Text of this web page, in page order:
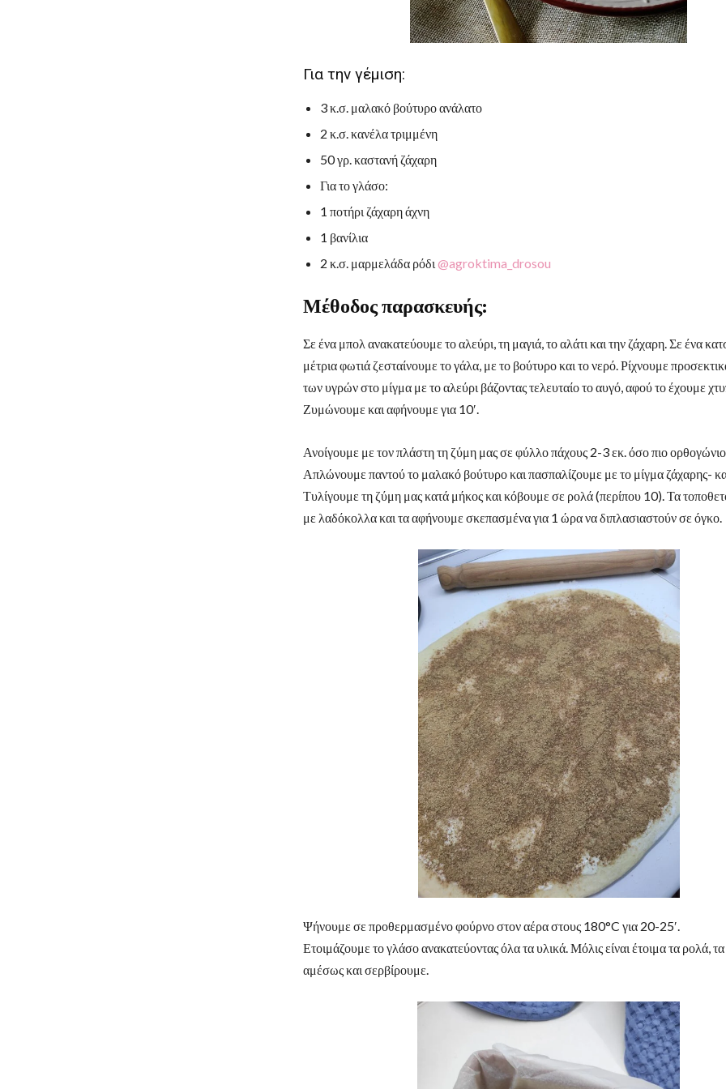
Για την γέμιση:
3 κ.σ. μαλακό βούτυρο ανάλατο
2 κ.σ. κανέλα τριμμένη
50 γρ. καστανή ζάχαρη
Για το γλάσο:
1 ποτήρι ζάχαρη άχνη
1 βανίλια
2 κ.σ. μαρμελάδα ρόδι @agroktima_drosou
Μέθοδος παρασκευής:
Σε ένα μπολ ανακατεύουμε το αλεύρι, τη μαγιά, το αλάτι και την ζάχαρη. Σε ένα
μέτρια φωτιά ζεσταίνουμε το γάλα, με το βούτυρο και το νερό. Ρίχνουμε
των υγρών στο μίγμα με το αλεύρι βάζοντας τελευταίο το αυγό, αφού το έχουμε
Ζυμώνουμε και αφήνουμε για 10′.
Ανοίγουμε με τον πλάστη τη ζύμη μας σε φύλλο πάχους 2-3 εκ. όσο πιο ορθογώνιο
Απλώνουμε παντού το μαλακό βούτυρο και πασπαλίζουμε με το μίγμα ζάχαρης-
Τυλίγουμε τη ζύμη μας κατά μήκος και κόβουμε σε ρολά (περίπου 10). Τα
με λαδόκολλα και τα αφήνουμε σκεπασμένα για 1 ώρα να διπλασιαστούν σε όγκο.
Ψήνουμε σε προθερμασμένο φούρνο στον αέρα στους 180°C για 20-25′.
Ετοιμάζουμε το γλάσο ανακατεύοντας όλα τα υλικά. Μόλις είναι έτοιμα τα ρολά,
αμέσως και σερβίρουμε.